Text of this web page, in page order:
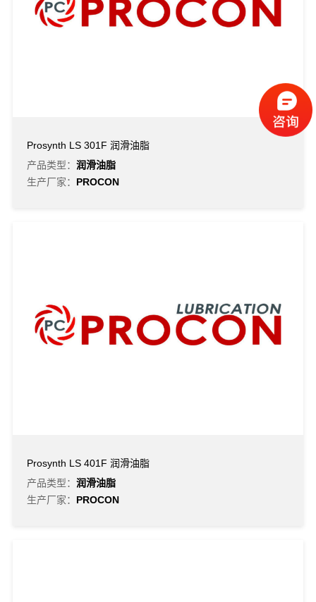
Prosynth LS 301F 润滑油脂
产品类型： 润滑油脂
生产厂家： PROCON
Prosynth LS 401F 润滑油脂
产品类型： 润滑油脂
生产厂家： PROCON